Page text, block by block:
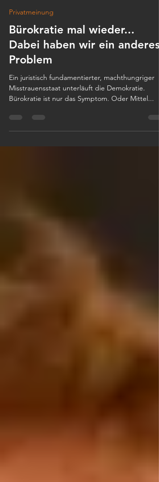
Privatmeinung
Bürokratie mal wieder...
Dabei haben wir ein anderes
Problem
Ein juristisch fundamentierter, machthungriger
Misstrauensstaat unterläuft die Demokratie.
Bürokratie ist nur das Symptom. Oder Mittel...